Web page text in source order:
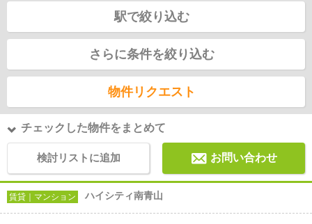
駅で絞り込む
さらに条件を絞り込む
物件リクエスト
チェックした物件をまとめて
検討リストに追加 お問い合わせ
賃貸｜マンション ハイシティ南青山